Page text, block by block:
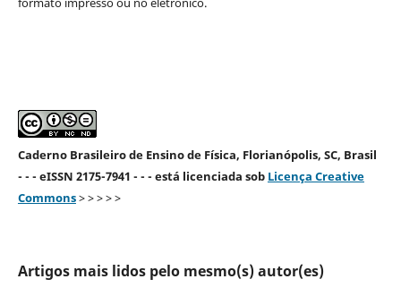
Caderno Brasileiro de Ensino de Física, Florianópolis, SC, Brasil
- - - eISSN 2175-7941 - - - está licenciada sob Licença Creative
Commons> > > > >
Artigos mais lidos pelo mesmo(s) autor(es)